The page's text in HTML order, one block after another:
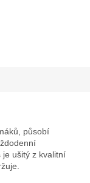
působí
ušitý z kvalitní